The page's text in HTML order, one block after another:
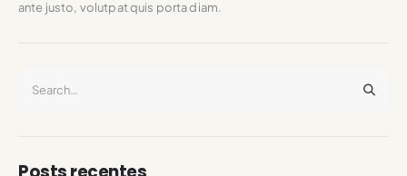
ante justo, volutpat quis porta diam.